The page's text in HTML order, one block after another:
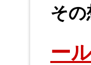
そ
ー